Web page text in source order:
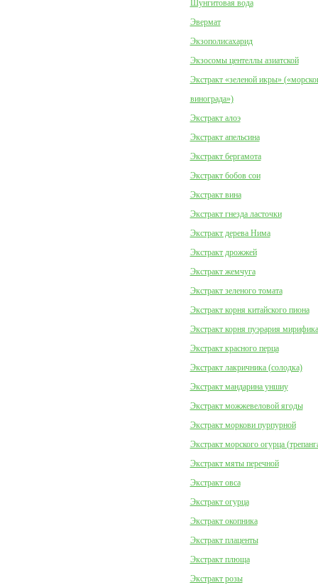
Шунгитовая вода
Эвермат
Экзополисахарид
Экзосомы центеллы азиатской
Экстракт «зеленой икры»
винограда»)
Экстракт алоэ
Экстракт апельсина
Экстракт бергамота
Экстракт бобов сои
Экстракт вина
Экстракт гнезда ласточки
Экстракт дерева Нима
Экстракт дрожжей
Экстракт жемчуга
Экстракт зеленого томата
Экстракт корня китайского пиона
Экстракт корня пуэрария мирифика
Экстракт красного перца
Экстракт лакричника (солодка)
Экстракт мандарина уншиу
Экстракт можжевеловой ягоды
Экстракт моркови пурпурной
Экстракт морского огурца
Экстракт мяты перечной
Экстракт овса
Экстракт огурца
Экстракт окопника
Экстракт плаценты
Экстракт плюща
Экстракт розы